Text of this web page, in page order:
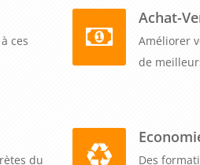
ces
Achat-
Améliorer
de
du
Des